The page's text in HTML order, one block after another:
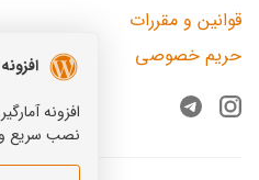
نصب سریع و
قوانین و مقررات
حریم خصوصی
Instagram
Telegram